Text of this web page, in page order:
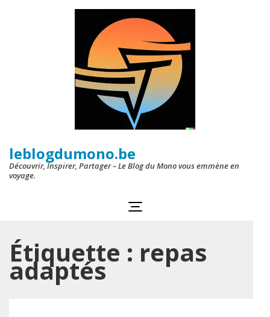
leblogdumono.be
Découvrir, Inspirer, Partager – Le Blog du Mono vous emmène en
voyage.
Étiquette : repas
adaptés